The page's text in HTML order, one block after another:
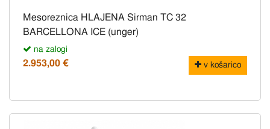
Mesoreznica HLAJENA Sirman TC 32
BARCELLONA ICE (unger)
na zalogi
2.953,00 € v košarico